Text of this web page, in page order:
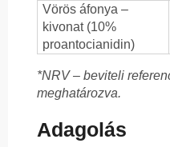
Vörös áfonya –
kivonat (10%
proantocianidin)
*NRV – beviteli
meghatározva.
Adagolás